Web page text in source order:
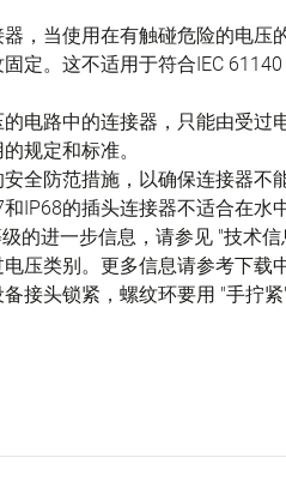
，当使用在有触碰危险的电
定。这不适用于符合IEC
电路中的连接器，只能由受
规定和标准。
全防范措施，以确保连接器不
IP68的插头连接器不适合在
的进一步信息，请参见 "技术信
压类别。更多信息请参考下载
接头锁紧，螺纹环要用 "手拧紧